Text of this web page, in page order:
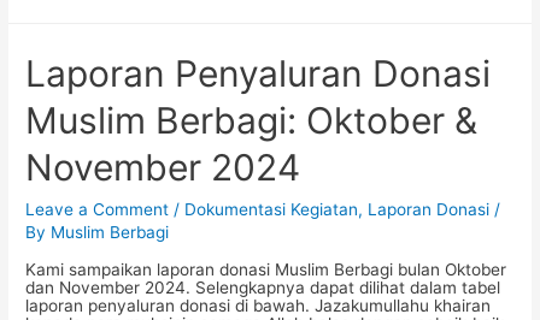
Laporan Penyaluran Donasi
Muslim Berbagi: Oktober &
November 2024
Leave a Comment / Dokumentasi Kegiatan, Laporan Donasi /
By Muslim Berbagi
Kami sampaikan laporan donasi Muslim Berbagi bulan Oktober
dan November 2024. Selengkapnya dapat dilihat dalam tabel
laporan penyaluran donasi di bawah. Jazakumullahu khairan